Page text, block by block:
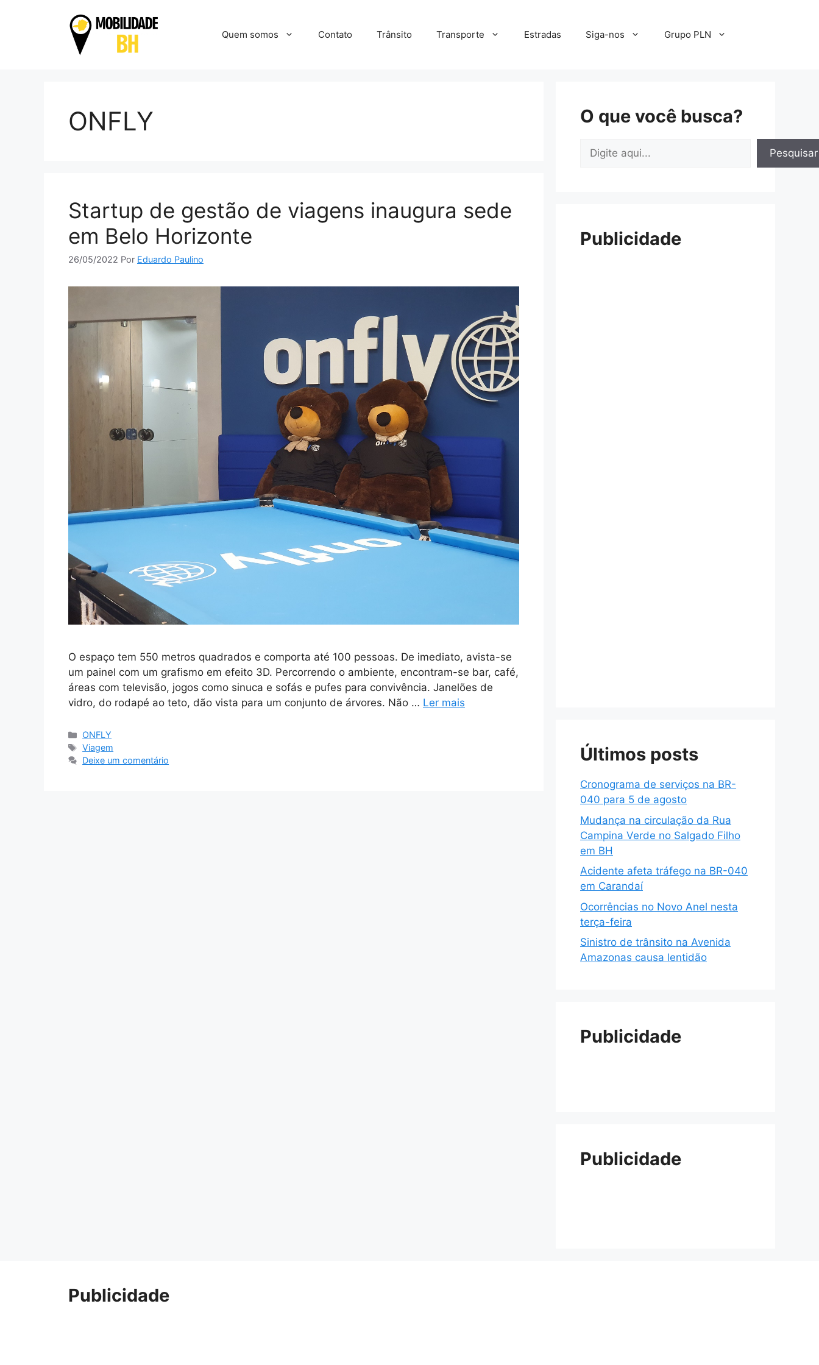
Quem somos Contato Trânsito Transporte Estradas Siga-nos Grupo PLN
ONFLY
Startup de gestão de viagens inaugura sede
em Belo Horizonte
26/05/2022 Por Eduardo Paulino
O espaço tem 550 metros quadrados e comporta até 100 pessoas. De imediato, avista-se
um painel com um grafismo em efeito 3D. Percorrendo o ambiente, encontram-se bar, café,
áreas com televisão, jogos como sinuca e sofás e pufes para convivência. Janelões de
vidro, do rodapé ao teto, dão vista para um conjunto de árvores. Não … Ler mais
Categorias
ONFLY
Tags
Viagem
Deixe um comentário
O que você busca?
Pesquisar
Pesquisar
Publicidade
Últimos posts
Cronograma de serviços na BR-
040 para 5 de agosto
Mudança na circulação da Rua
Campina Verde no Salgado Filho
em BH
Acidente afeta tráfego na BR-040
em Carandaí
Ocorrências no Novo Anel nesta
terça-feira
Sinistro de trânsito na Avenida
Amazonas causa lentidão
Publicidade
Publicidade
Publicidade